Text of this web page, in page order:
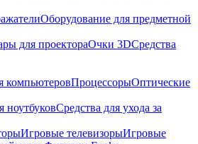
Оборудование для предметной
для проектораОчки 3DСредства
компьютеровПроцессорыОптические
ноутбуковСредства для ухода за
Игровые телевизорыИгровые